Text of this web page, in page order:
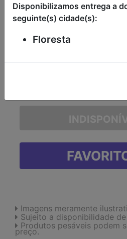
DE GORDURA LIDER
TAMPA 1 LITRO
-
Imagens meramente
Sujeito a disponibilidade
Produtos pesáveis podem
preço.
Disponibilizamos entrega a
seguinte(s) cidade(s):
Floresta